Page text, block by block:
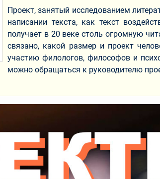
Проект, занятый исследованием
написании текста, как текст
получает в 20 веке столь огромную
связано, какой размер и проект
участию филологов, философов и
можно обращаться к руководителю